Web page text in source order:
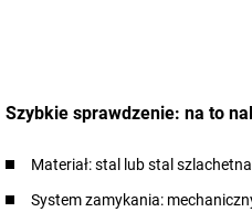
Szybkie sprawdzenie: na to
Materiał: stal lub stal
System zamykania: